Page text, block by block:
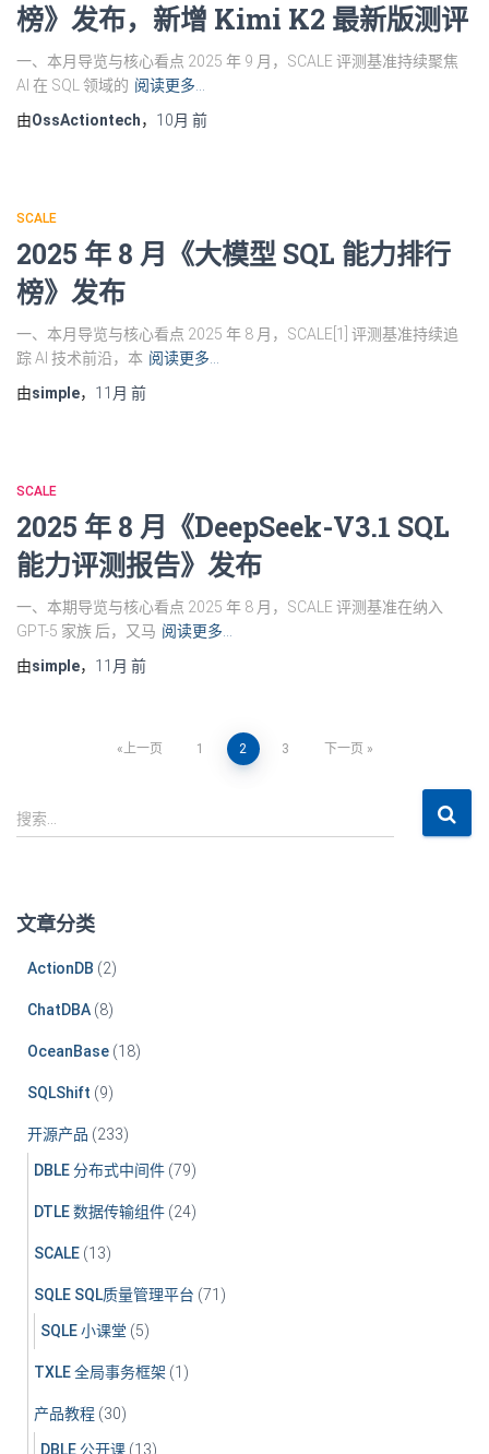
榜》发布，新增 Kimi K2 最新版测评
一、本月导览与核心看点 2025 年 9 月，SCALE 评测基准持续聚焦
AI 在 SQL 领域的 阅读更多…
由OssActiontech， 10月 前
SCALE
2025 年 8 月《大模型 SQL 能力排行
榜》发布
一、本月导览与核心看点 2025 年 8 月，SCALE[1] 评测基准持续追
踪 AI 技术前沿，本 阅读更多…
由simple， 11月 前
SCALE
2025 年 8 月《DeepSeek-V3.1 SQL
能力评测报告》发布
一、本期导览与核心看点 2025 年 8 月，SCALE 评测基准在纳入
GPT-5 家族 后，又马 阅读更多…
由simple， 11月 前
章
航
上一页 1 2 3 下一页
搜
索
搜索…
文章分类
ActionDB (2)
ChatDBA (8)
OceanBase (18)
SQLShift (9)
开源产品 (233)
DBLE 分布式中间件 (79)
DTLE 数据传输组件 (24)
SCALE (13)
SQLE SQL质量管理平台 (71)
SQLE 小课堂 (5)
TXLE 全局事务框架 (1)
产品教程 (30)
DBLE 公开课 (13)